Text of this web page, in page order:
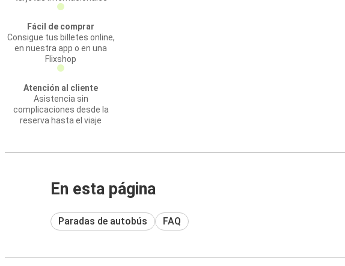
Fácil de comprar
Consigue tus billetes online,
en nuestra app o en una
Flixshop
Atención al cliente
Asistencia sin
complicaciones desde la
reserva hasta el viaje
En esta página
Paradas de autobús FAQ